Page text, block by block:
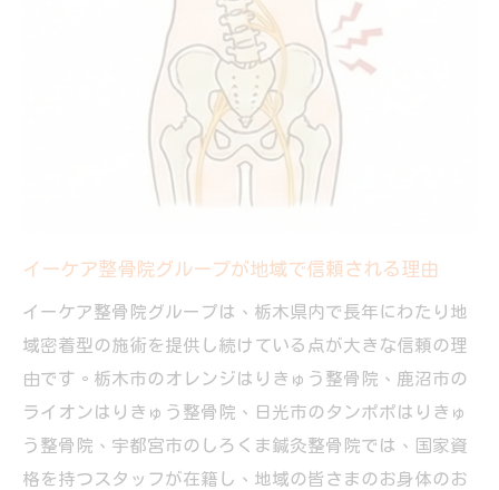
イーケア整骨院グループが地域で信頼される理由
イーケア整骨院グループは、栃木県内で長年にわたり地
域密着型の施術を提供し続けている点が大きな信頼の理
由です。栃木市のオレンジはりきゅう整骨院、鹿沼市の
ライオンはりきゅう整骨院、日光市のタンポポはりきゅ
う整骨院、宇都宮市のしろくま鍼灸整骨院では、国家資
格を持つスタッフが在籍し、地域の皆さまのお身体のお